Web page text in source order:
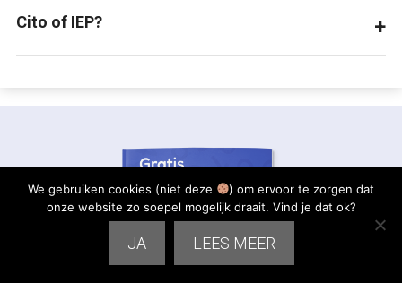
Cito of IEP?
We gebruiken cookies (niet deze
) om ervoor te zorgen dat
onze website zo soepel mogelijk draait. Vind je dat ok?
JA LEES MEER